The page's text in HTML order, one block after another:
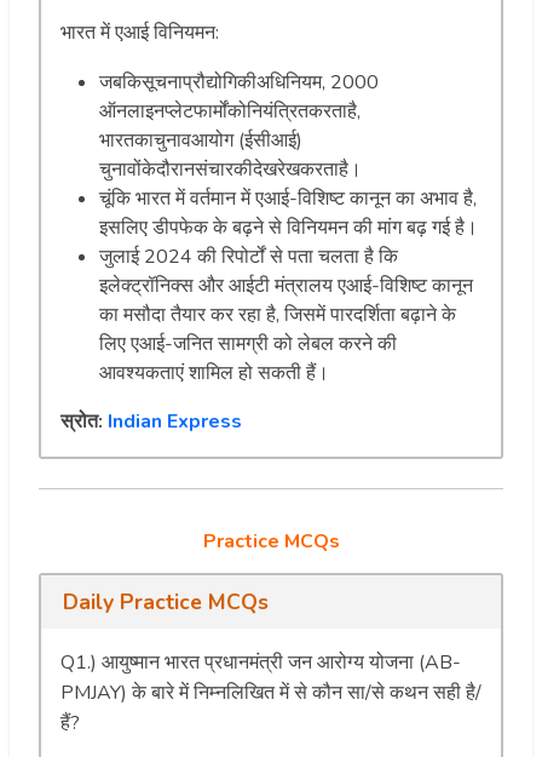
भारत में एआई विनियमन:
जबकिसूचनाप्रौद्योगिकीअधिनियम, 2000
ऑनलाइनप्लेटफार्मोंकोनियंत्रितकरताहै,
भारतकाचुनावआयोग (ईसीआई)
चुनावोंकेदौरानसंचारकीदेखरेखकरताहै।
चूंकि भारत में वर्तमान में एआई-विशिष्ट कानून का अभाव है,
इसलिए डीपफेक के बढ़ने से विनियमन की मांग बढ़ गई है।
जुलाई 2024 की रिपोर्टों से पता चलता है कि
इलेक्ट्रॉनिक्स और आईटी मंत्रालय एआई-विशिष्ट कानून
का मसौदा तैयार कर रहा है, जिसमें पारदर्शिता बढ़ाने के
लिए एआई-जनित सामग्री को लेबल करने की
आवश्यकताएं शामिल हो सकती हैं।
स्रोत: Indian Express
Practice MCQs
Daily Practice MCQs
Q1.) आयुष्मान भारत प्रधानमंत्री जन आरोग्य योजना (AB-
PMJAY) के बारे में निम्नलिखित में से कौन सा/से कथन सही है/
हैं?